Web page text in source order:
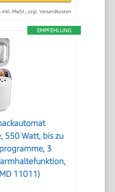
inkl. MwSt., zzgl. Versandkosten
EMPFEHLUNG
550 Watt, bis zu
3
11011)